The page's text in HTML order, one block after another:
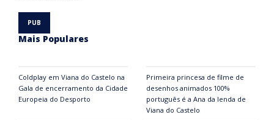
Mais Populares
Coldplay em Viana do Castelo na
Gala de encerramento da Cidade
Europeia do Desporto
Primeira princesa de filme de
desenhos animados 100%
português é a Ana da lenda de
Viana do Castelo